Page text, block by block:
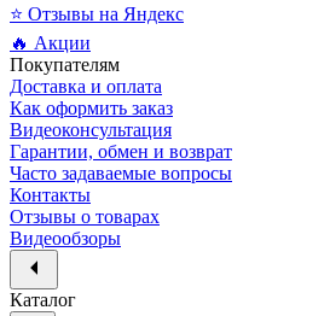
⭐ Отзывы на Яндекс
🔥 Акции
Покупателям
Доставка и оплата
Как оформить заказ
Видеоконсультация
Гарантии, обмен и возврат
Часто задаваемые вопросы
Контакты
Отзывы о товарах
Видеообзоры
Каталог